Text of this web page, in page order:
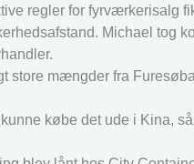
regler for fyrværkerisalg
Michael tog
store mængder fra
købe det ude i Kina,